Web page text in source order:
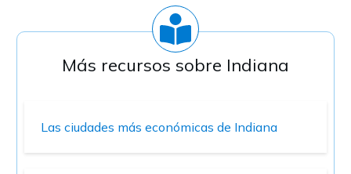
Más recursos sobre Indiana
Las ciudades más económicas de Indiana